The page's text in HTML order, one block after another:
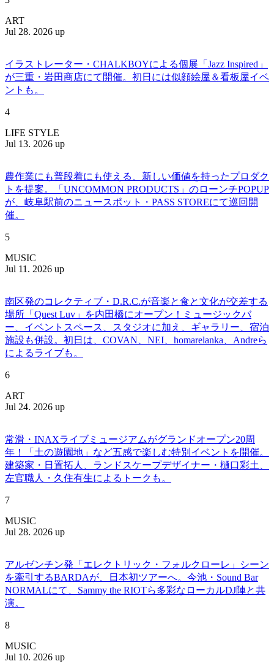
ART
Jul 28. 2026 up
イラストレーター・CHALKBOYによる個展「Jazz Inspired」
が三重・岩田商店にて開催。初日には似顔絵屋＆看板屋イベ
ントも。
4
LIFE STYLE
Jul 13. 2026 up
農作業にも普段着にも使える、新しい価値を持ったプロダク
トを提案。「UNCOMMON PRODUCTS」のローンチPOPUP
が、岐阜駅前のニュースポット・PASS STOREにて巡回開
催。
5
MUSIC
Jul 11. 2026 up
南区発のコレクティブ・D.R.C.が⾳楽と⾷と⽂化が交差する
場所「Quest Luv」を内田橋にオープン！ミュージックバ
ー、イベントスペース、スタジオに加え、ギャラリー、宿泊
施設も併設。初日は、COVAN、NEI、homarelanka、Andreら
によるライブも。
6
ART
Jul 24. 2026 up
常滑・INAXライブミュージアムがグランドオープン20周
年！「土の遊園地」など五感で楽しむ特別イベントを開催。
建築家・日置拓人、ランドスケープデザイナー・樋口彩土、
左官職人・久住有生によるトークも。
7
MUSIC
Jul 28. 2026 up
アルゼンチン発「エレクトリック・フォルクローレ」シーン
を牽引するBARDAが、日本初ツアーへ。今池・Sound Bar
NORMALにて、Sammy the RIOTら多彩なローカルDJ陣と共
演。
8
MUSIC
Jul 10. 2026 up